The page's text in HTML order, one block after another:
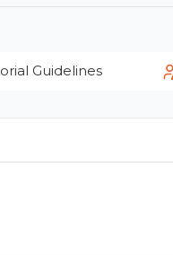
Guidelines